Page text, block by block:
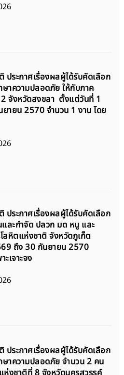
ประกาศเรื่องผลผู้ได้รับคัดเลือก
ษาความปลอดภัย ให้กับภาค
จังหวัดสงขลา ตั้งแต่วันที่ 1
ายน 2570 จำนวน 1 งาน โดย
ประกาศเรื่องผลผู้ได้รับคัดเลือก
ละกำจัด ปลวก มด หนู และ
ลหิตแห่งชาติ จังหวัดภูเก็ต
ถึง 30 กันยายน 2570
เจาะจง
ประกาศเรื่องผลผู้ได้รับคัดเลือก
ษาความปลอดภัย จำนวน 2 คน